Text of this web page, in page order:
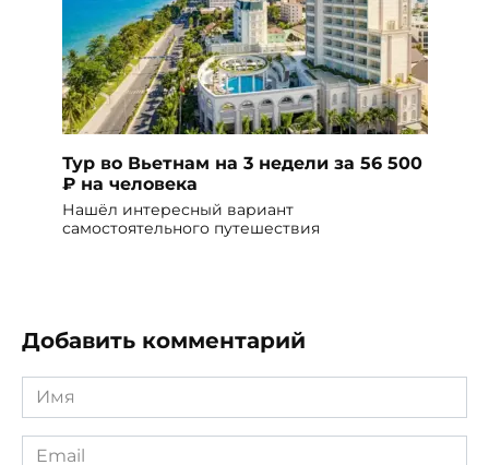
Тур во Вьетнам на 3 недели за 56 500
₽ на человека
Нашёл интересный вариант
самостоятельного путешествия
Добавить комментарий
Имя
Email